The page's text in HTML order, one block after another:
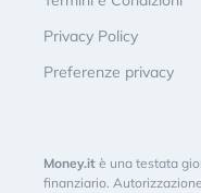
Privacy Policy
Preferenze privacy
Money.it è una testata
finanziario.